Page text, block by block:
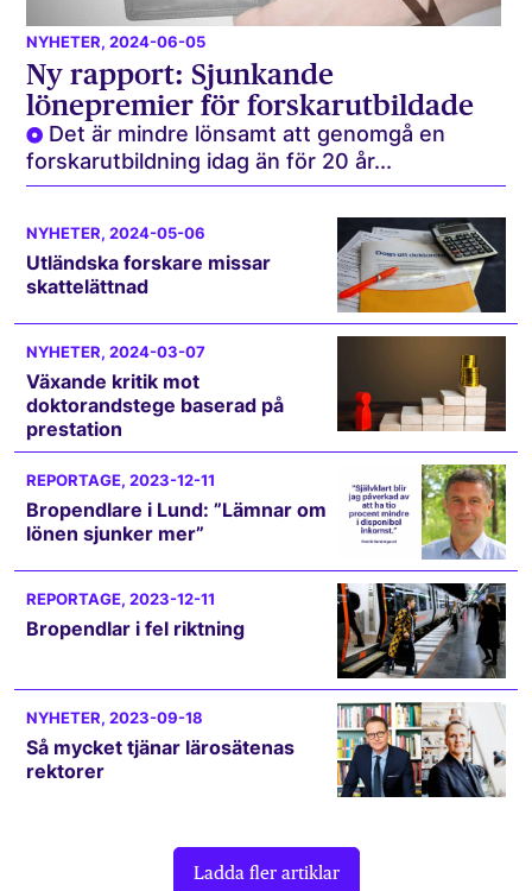
NYHETER, 2024-06-05
Ny rapport: Sjunkande
lönepremier för forskarutbildade
Det är mindre lönsamt att genomgå en
forskarutbildning idag än för 20 år...
NYHETER, 2024-05-06
Utländska forskare missar
skattelättnad
NYHETER, 2024-03-07
Växande kritik mot
doktorandstege baserad på
prestation
REPORTAGE, 2023-12-11
Bropendlare i Lund: ”Lämnar om
lönen sjunker mer”
REPORTAGE, 2023-12-11
Bropendlar i fel riktning
NYHETER, 2023-09-18
Så mycket tjänar lärosätenas
rektorer
Ladda fler artiklar